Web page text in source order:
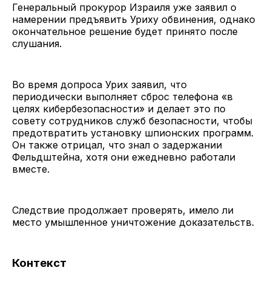
Генеральный прокурор Израиля уже заявил о
намерении предъявить Уриху обвинения, однако
окончательное решение будет принято после
слушания.
Во время допроса Урих заявил, что
периодически выполняет сброс телефона «в
целях кибербезопасности» и делает это по
совету сотрудников служб безопасности, чтобы
предотвратить установку шпионских программ.
Он также отрицал, что знал о задержании
Фельдштейна, хотя они ежедневно работали
вместе.
Следствие продолжает проверять, имело ли
место умышленное уничтожение доказательств.
Контекст